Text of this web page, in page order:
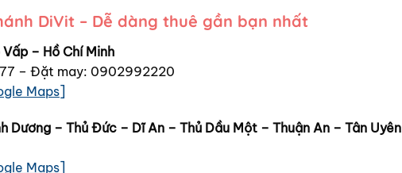
DiVit – Dễ dàng thuê gần bạn nhất
– Hồ Chí Minh
– Đặt may: 0902992220
Maps]
Dương – Thủ Đức – Dĩ An – Thủ Dầu Một – Thuận An – Tân Uyên
Maps]